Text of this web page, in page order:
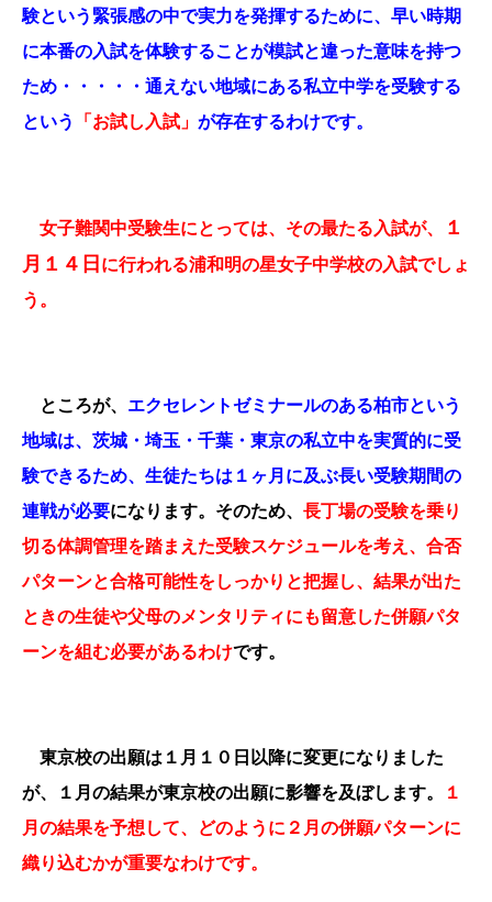
験という緊張感の中で実力を発揮するために、早い時期
に本番の入試を体験することが模試と違った意味を持つ
ため・・・・・通えない地域にある私立中学を受験する
という
「お試し入試」 が存在するわけです。
女子難関中受験生にとっては、その最たる入試が、
１
月１４日 に行われる浦和明の星女子中学校の入試でしょ
う。
ところが、 エクセレントゼミナールのある柏市という
地域は、茨城・埼玉・千葉・東京の私立中を実質的に受
験できるため、生徒たちは１ヶ月に及ぶ長い受験期間の
連戦が必要になります。そのため、 長丁場の受験を乗り
切る体調管理を踏まえた受験スケジュールを考え、合否
パターンと合格可能性をしっかりと把握し、結果が出た
ときの生徒や父母のメンタリティにも留意した併願パタ
ーンを組む必要があるわけです。
東京校の出願は１月１０日以降に変更になりました
が、１月の結果が東京校の出願に影響を及ぼします。
１
月の結果を予想して、どのように２月の併願パターンに
織り込むかが重要なわけです。